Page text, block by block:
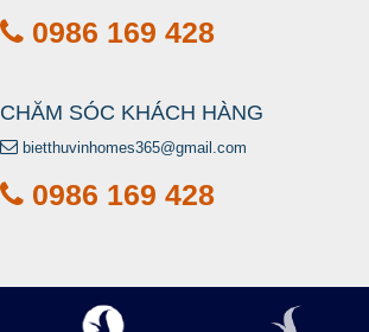
0986 169 428
CHĂM SÓC KHÁCH HÀNG
bietthuvinhomes365@gmail.com
0986 169 428